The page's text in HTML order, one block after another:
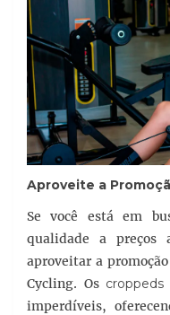
Aproveite a
Se você está em
qualidade a preços
aproveitar a
Cycling. Os
imperdíveis,